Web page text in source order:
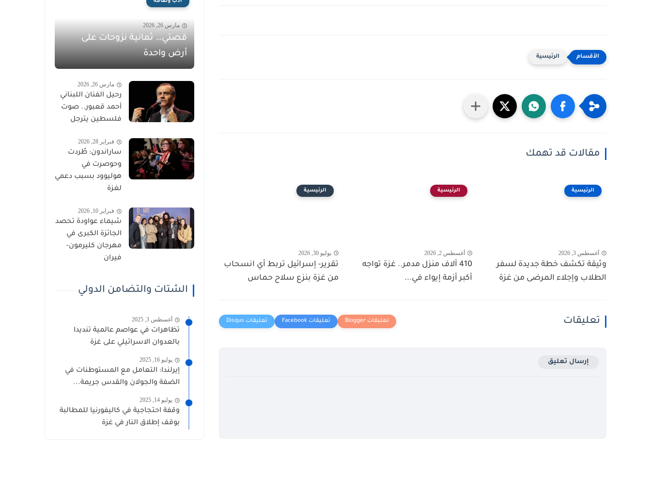
الرئيسية
مقالات قد تهمك
الرئيسية
أغسطس 3, 2026
وثيقة تكشف خطة جديدة لسفر
الطلاب وإجلاء المرضى من غزة
الرئيسية
أغسطس 2, 2026
410 آلاف منزل مدمر.. غزة تواجه
أكبر أزمة إيواء في...
الرئيسية
يوليو 30, 2026
تقرير- إسرائيل تربط أي انسحاب
من غزة بنزع سلاح حماس
تعليقات
إرسال تعليق
مارس 26, 2026
قصتي… ثمانية نزوحات على
أرض واحدة
مارس 26, 2026
رحيل الفنان اللبناني
أحمد قعبور.. صوت
فلسطين يترجل
فبراير 28, 2026
ساراندون: طُردت
وحوصرت في
هوليوود بسبب دعمي
لغزة
فبراير 10, 2026
شيماء عواودة تحصد
الجائزة الكبرى في
مهرجان كليرمون-
فيران
الشتات والتضامن الدولي
أغسطس 3, 2025
تظاهرات في عواصم عالمية تنديدا
بالعدوان الاسرائيلي على غزة
يوليو 16, 2025
إيرلندا: التعامل مع المستوطنات في
الضفة والجولان والقدس جريمة...
يوليو 14, 2025
وقفة احتجاجية في كاليفورنيا للمطالبة
بوقف إطلاق النار في غزة